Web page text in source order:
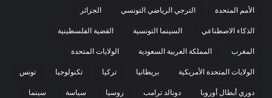
الأمم المتحدة الترجي الرياضي التونسي الجزائر
الذكاء الاصطناعي السينما التونسية القضية الفلسطينية
المغرب المملكة العربية السعودية الولايات المتحدة
الولايات المتحدة الأمريكية بريطانيا تركيا تكنولوجيا تونس
دوري أبطال أوروبا دونالد ترامب روسيا سياسة سينما